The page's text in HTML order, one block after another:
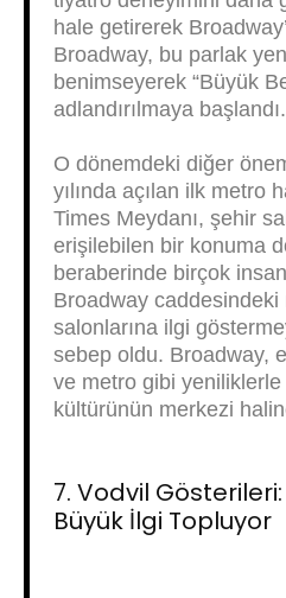
hale getirerek
Broadway, bu parlak
benimseyerek “Büyük
adlandırılmaya başlandı.
O dönemdeki diğer
yılında açılan ilk metro
Times Meydanı, şehir
erişilebilen bir konuma
beraberinde birçok
Broadway
salonlarına ilgi
sebep oldu. Broadway,
ve metro gibi yeniliklerle
kültürünün merkezi
7. Vodvil
Büyük İlgi Topluyor